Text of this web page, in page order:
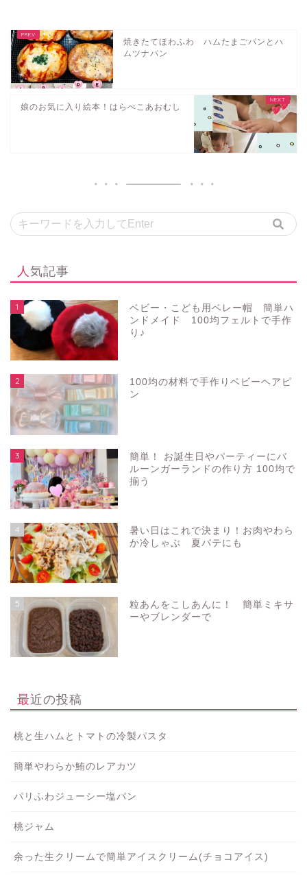
焼きたてほわふわ ハムたまごパンとハ
ムツナパン
娘のお気に入り絵本！はらぺこあおむし
人気記事
1
ベビー・こども用ベレー帽 簡単ハ
ンドメイド 100均フェルトで手作
り♪
2
100均の材料で手作りベビーヘアピ
ン
3
簡単！ お誕生日やパーティーにバ
ルーンガーランドの作り方 100均で
揃う
4
暑い日はこれで決まり！お肉やわら
か冷しゃぶ 夏バテにも
5
粒あんをこしあんに！ 簡単ミキサ
ーやブレンダーで
最近の投稿
桃と生ハムとトマトの冷製パスタ
簡単やわらか鮪のレアカツ
パリふわジューシー塩パン
桃ジャム
余った生クリームで簡単アイスクリーム(チョコアイス)